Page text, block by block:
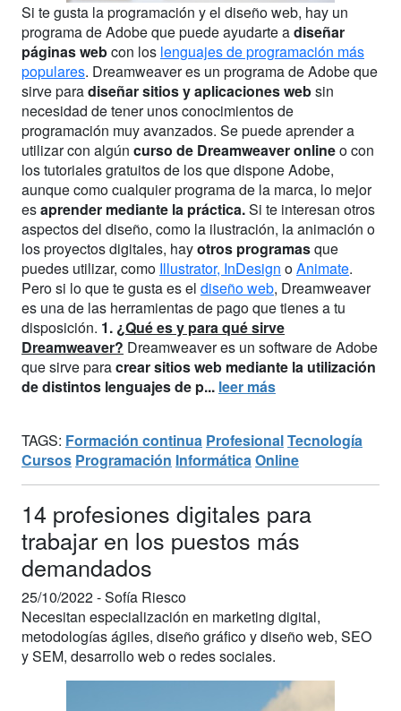
Si te gusta la programación y el diseño web, hay un
programa de Adobe que puede ayudarte adiseñar
páginas webcon los lenguajes de programación más
populares. Dreamweaver es un programa de Adobe que
sirve paradiseñar sitios y aplicaciones websin
necesidad de tener unos conocimientos de
programación muy avanzados. Se puede aprender a
utilizar con algún curso de Dreamweaver onlineo con
los tutoriales gratuitos de los que dispone Adobe,
aunque como cualquier programa de la marca, lo mejor
esaprender mediante la práctica.Si te interesan otros
aspectos del diseño, como la ilustración, la animación o
los proyectos digitales, hayotros programasque
puedes utilizar, como Illustrator, InDesign oAnimate.
Pero si lo que te gusta es el diseño web, Dreamweaver
es una de las herramientas de pago que tienes a tu
disposición. 1. ¿Qué es y para qué sirve
Dreamweaver? Dreamweaver es un software de Adobe
que sirve paracrear sitios web mediante la utilización
de distintos lenguajes de p... leer más
TAGS: Formación continua ProfesionalTecnología
Cursos Programación Informática Online
14 profesiones digitales para
trabajar en los puestos más
demandados
25/10/2022 -Sofía Riesco
Necesitan especialización en marketing digital,
metodologías ágiles, diseño gráfico y diseño web, SEO
y SEM, desarrollo web o redes sociales.